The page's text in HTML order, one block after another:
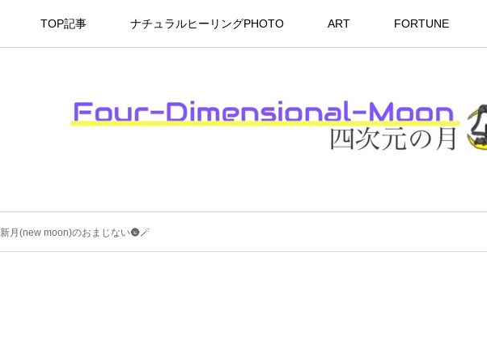
TOP記事 ナチュラルヒーリングPHOTO ART FORTUNE
新月(new moon)のおまじない🌚🪄